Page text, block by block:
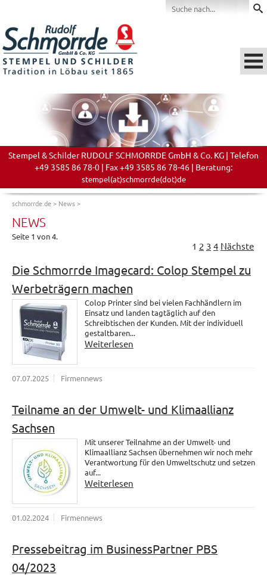
Stempel & Schilder RUDOLF SCHMORRDE GmbH & Co. KG | Telefon
+49 3585 86 78-0 | Fax +49 3585 86 78-46 | Beratung:
stempel(at)schmorrde(dot)de
schmorrde.de> News>
NEWS
Seite 1 von 4.
1 2 3 4 Nächste
Die Schmorrde Imagecard: Colop Stempel zu
Werbeträgern machen
Colop Printer sind bei vielen Fachhändlern im
Einsatz und landen tagtäglich auf den
Schreibtischen der Kunden. Mit der individuell
gestaltbaren...
Weiterlesen
07.07.2025 Firmennews
Teilname an der Umwelt- und Klimaallianz
Sachsen
Mit unserer Teilnahme an der Umwelt- und
Klimaallianz Sachsen übernehmen wir noch mehr
Verantwortung für den Umweltschutz und setzen
auf...
Weiterlesen
01.02.2024 Firmennews
Pressebeitrag im BusinessPartner PBS
04/2023